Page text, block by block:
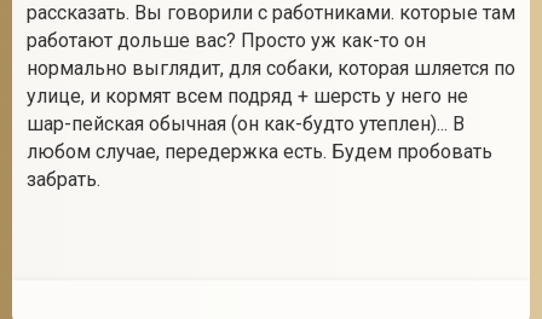
рассказать. Вы говорили с работниками. которые там
работают дольше вас? Просто уж как-то он
нормально выглядит, для собаки, которая шляется по
улице, и кормят всем подряд + шерсть у него не
шар-пейская обычная (он как-будто утеплен)... В
любом случае, передержка есть. Будем пробовать
забрать.